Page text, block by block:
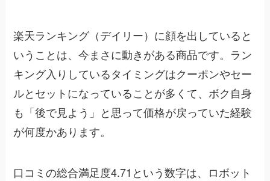
楽天ランキング（デイリー）に顔を出していると
いうことは、今まさに動きがある商品です。ラン
キング入りしているタイミングはクーポンやセー
ルとセットになっていることが多くて、ボク自身
も「後で見よう」と思って価格が戻っていた経験
が何度かあります。
口コミの総合満足度4.71という数字は、ロボット